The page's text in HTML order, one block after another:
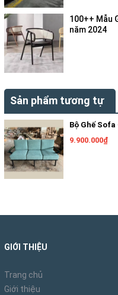
100++ Mẫu
năm 2024
Sản phẩm tương tự
Bộ Ghế
9.900.000₫
GIỚI THIỆU
Trang chủ
Giới thiệu